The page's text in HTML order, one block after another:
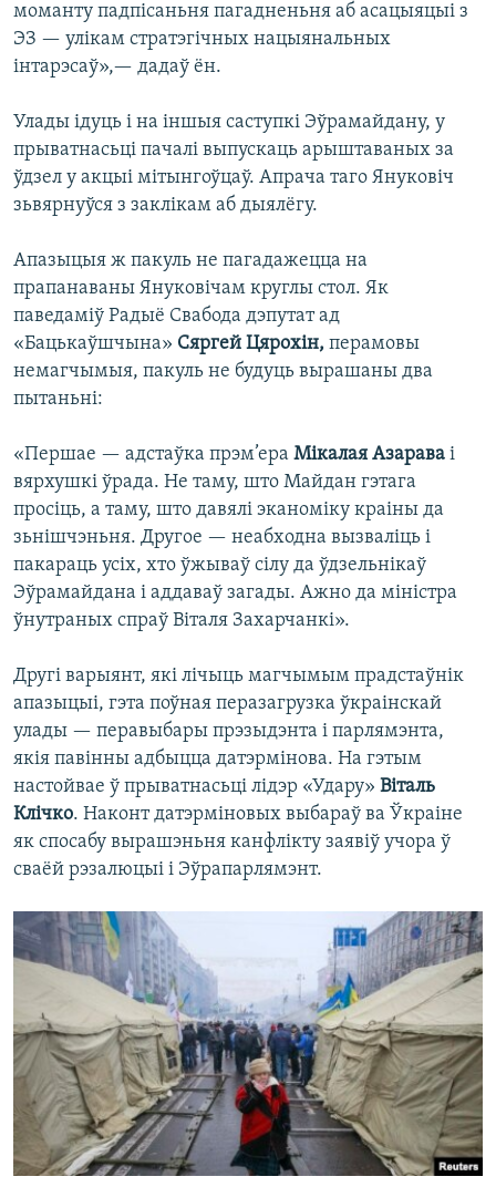
моманту падпісаньня пагадненьня аб асацыяцыі з
ЭЗ — улікам стратэгічных нацыянальных
інтарэсаў»,— дадаў ён.
Улады ідуць і на іншыя саступкі Эўрамайдану, у
прыватнасьці пачалі выпускаць арыштаваных за
ўдзел у акцыі мітынгоўцаў. Апрача таго Януковіч
зьвярнуўся з заклікам аб дыялёгу.
Апазыцыя ж пакуль не пагадажецца на
прапанаваны Януковічам круглы стол. Як
паведаміў Радыё Свабода дэпутат ад
«Бацькаўшчына» Сяргей Цярохін, перамовы
немагчымыя, пакуль не будуць вырашаны два
пытаньні:
«Першае — адстаўка прэм’ера Мікалая Азарава і
вярхушкі ўрада. Не таму, што Майдан гэтага
просіць, а таму, што давялі эканоміку краіны да
зьнішчэньня. Другое — неабходна вызваліць і
пакараць усіх, хто ўжываў сілу да ўдзельнікаў
Эўрамайдана і аддаваў загады. Ажно да міністра
ўнутраных спраў Віталя Захарчанкі».
Другі варыянт, які лічыць магчымым прадстаўнік
апазыцыі, гэта поўная перазагрузка ўкраінскай
улады — перавыбары прэзыдэнта і парлямэнта,
якія павінны адбыцца датэрмінова. На гэтым
настойвае ў прыватнасьці лідэр «Удару» Віталь
Клічко. Наконт датэрміновых выбараў ва Ўкраіне
як спосабу вырашэньня канфлікту заявіў учора ў
сваёй рэзалюцыі і Эўрапарлямэнт.